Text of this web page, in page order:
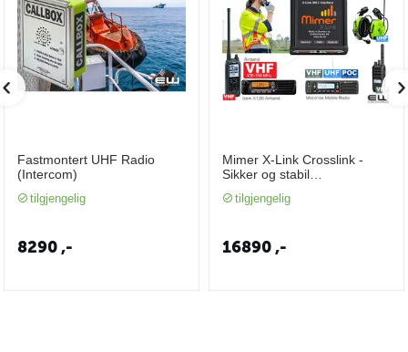
Fastmontert UHF Radio
(Intercom)
tilgjengelig
8290,-
Mimer X-Link Crosslink -
Sikker og stabil
radiobånd
tilgjengelig
16890,-